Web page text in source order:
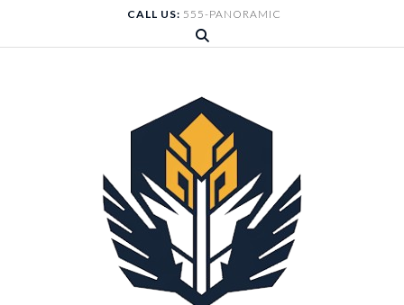
content
CALL US: 555-PANORAMIC